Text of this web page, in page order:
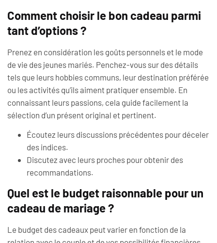
Comment choisir le bon cadeau parmi
tant d’options ?
Prenez en considération les goûts personnels et le mode
de vie des jeunes mariés. Penchez-vous sur des détails
tels que leurs hobbies communs, leur destination préférée
ou les activités qu’ils aiment pratiquer ensemble. En
connaissant leurs passions, cela guide facilement la
sélection d’un présent original et pertinent.
Écoutez leurs discussions précédentes pour déceler
des indices.
Discutez avec leurs proches pour obtenir des
recommandations.
Quel est le budget raisonnable pour un
cadeau de mariage ?
Le budget des cadeaux peut varier en fonction de la